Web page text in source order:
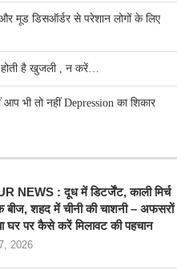
मूड डिसऑर्डर से परेशान लोगों के लिए
होती है खुजली , न करें…
भी तो नहीं Depression का शिकार
NEWS : दूध में डिटर्जेंट, काली मिर्च
बीज, शहद में चीनी की चाशनी – अफसरों
घर पर कैसे करें मिलावट की पहचान
2026